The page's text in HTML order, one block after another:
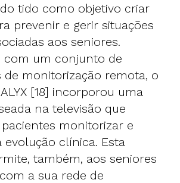
tido como objetivo criar
prevenir e gerir situações
aos seniores.
com um conjunto de
monitorização remota, o
[18] incorporou uma
na televisão que
monitorizar e
evolução clínica. Esta
também, aos seniores
a sua rede de